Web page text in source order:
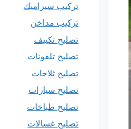
تركيب سيراميك
تركيب مداخن
تصليح تكييف
تصليح تلفونات
تصليح ثلاجات
تصليح سيارات
تصليح طباخات
تصليح غسالات